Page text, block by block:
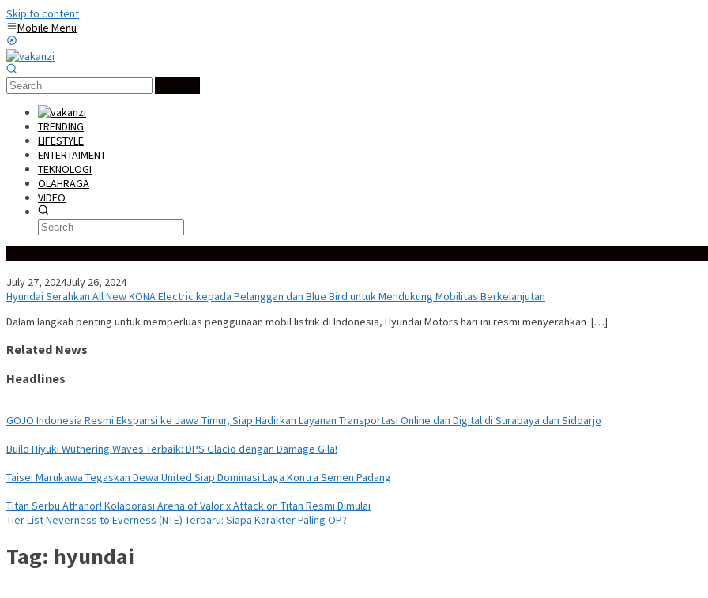
Skip to content
Mobile Menu
TRENDING
LIFESTYLE
ENTERTAIMENT
TEKNOLOGI
OLAHRAGA
VIDEO
July 27, 2024July 26, 2024
Hyundai Serahkan All New KONA Electric kepada Pelanggan dan Blue Bird untuk Mendukung Mobilitas Berkelanjutan
Dalam langkah penting untuk memperluas penggunaan mobil listrik di Indonesia, Hyundai Motors hari ini resmi menyerahkan […]
Related News
Headlines
GOJO Indonesia Resmi Ekspansi ke Jawa Timur, Siap Hadirkan Layanan Transportasi Online dan Digital di Surabaya dan Sidoarjo
Build Hiyuki Wuthering Waves Terbaik: DPS Glacio dengan Damage Gila!
Taisei Marukawa Tegaskan Dewa United Siap Dominasi Laga Kontra Semen Padang
Titan Serbu Athanor! Kolaborasi Arena of Valor x Attack on Titan Resmi Dimulai
Tier List Neverness to Everness (NTE) Terbaru: Siapa Karakter Paling OP?
Tag: hyundai